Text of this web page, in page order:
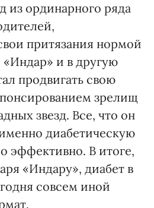
из ординарного ряда
притязания нормой
и в другую
продвигать свою
зрелищ
звезд. Все, что он
диабетическую
эффективно. В итоге,
«Индару», диабет в
совсем иной